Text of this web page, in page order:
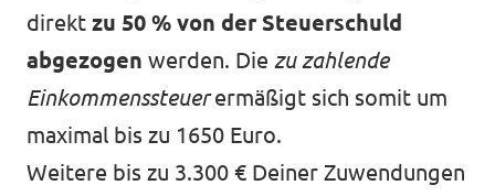
direkt zu 50 % von der Steuerschuld
abgezogen werden. Die zu zahlende
Einkommenssteuerermäßigt sich somit um
maximal bis zu 1650 Euro.
Weitere bis zu 3.300 € Deiner Zuwendungen